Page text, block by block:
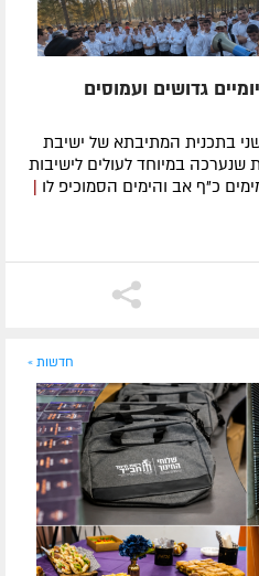
גדושים ועמוסים
בתכנית המתיבתא של ישיבת
שנערכה במיוחד לעולים לישיבות
כ"ף אב והימים הסמוכיפ לו
חדשות »